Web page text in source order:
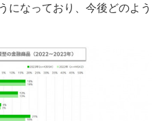
になっており、今後どのよう